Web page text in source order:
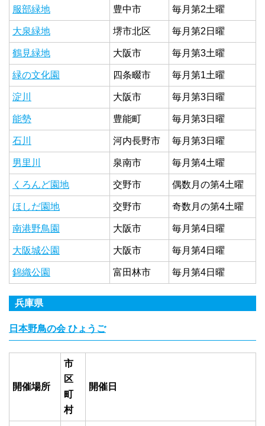
服部緑地 豊中市 毎月第2土曜
大泉緑地 堺市北区 毎月第2日曜
鶴見緑地 大阪市 毎月第3土曜
緑の文化園 四条畷市 毎月第1土曜
淀川 大阪市 毎月第3日曜
能勢 豊能町 毎月第3日曜
石川 河内長野市 毎月第3日曜
男里川 泉南市 毎月第4土曜
くろんど園地 交野市 偶数月の第4土曜
ほしだ園地 交野市 奇数月の第4土曜
南港野鳥園 大阪市 毎月第4日曜
大阪城公園 大阪市 毎月第4日曜
錦織公園 富田林市 毎月第4日曜
兵庫県
日本野鳥の会 ひょうご
開催場所
市
区
町
村
開催日